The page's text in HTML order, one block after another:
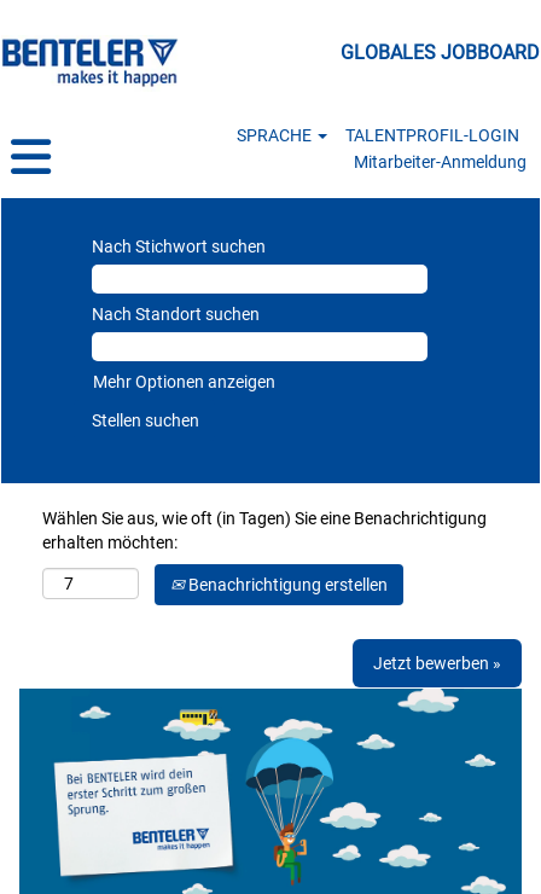
GLOBALES JOBBOARD
SPRACHE
TALENTPROFIL-LOGIN
Mitarbeiter-Anmeldung
Nach Stichwort suchen
Nach Standort suchen
Mehr Optionen anzeigen
Wählen Sie aus, wie oft (in Tagen) Sie eine Benachrichtigung
erhalten möchten:
Benachrichtigung erstellen
Jetzt bewerben »